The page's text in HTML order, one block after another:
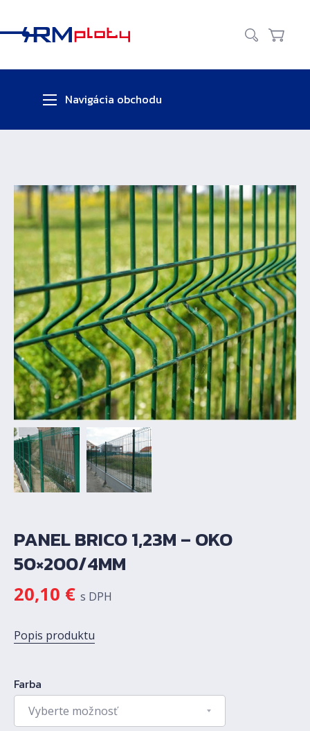
Vyhľadať
Košík
Navigácia obchodu
PANEL BRICO 1,23M – OKO
50×200/4MM
20,10 € s DPH
Popis produktu
Farba